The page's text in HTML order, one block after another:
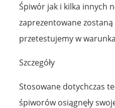
Śpiwór jak i kilka innych
zaprezentowane
przetestujemy w
Szczegóły
Stosowane dotychczas
śpiworów osiągnęły